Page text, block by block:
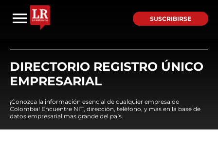
SUSCRIBIRSE
DIRECTORIO REGISTRO ÚNICO
EMPRESARIAL
¡Conozca la información esencial de cualquier empresa de
Colombia! Encuentre NIT, dirección, teléfono, y mas en la base de
datos empresarial mas grande del país.